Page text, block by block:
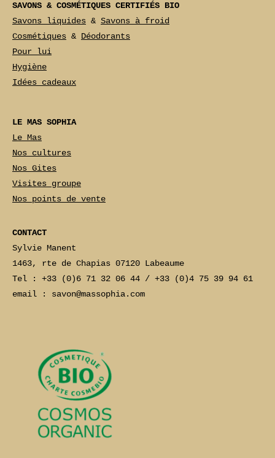
SAVONS & COSMÉTIQUES CERTIFIÉS BIO
Savons liquides & Savons à froid
Cosmétiques & Déodorants
Pour lui
Hygiène
Idées cadeaux
LE MAS SOPHIA
Le Mas
Nos cultures
Nos Gites
Visites groupe
Nos points de vente
CONTACT
Sylvie Manent
1463, rte de Chapias 07120 Labeaume
Tel : +33 (0)6 71 32 06 44 / +33 (0)4 75 39 94 61
email : savon@massophia.com